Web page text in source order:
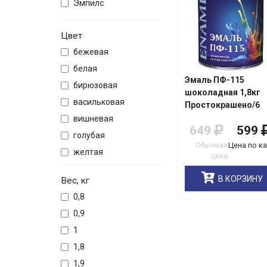
Эмпилс
Цвет
бежевая
белая
бирюзовая
васильковая
вишневая
голубая
желтая
коричневая
красная
оранжевая
серая
синяя
Вес, кг
0,8
0,9
1
1,8
1,9
Эмаль ПФ-115
шоколадная 1,8кг
Простокрашено/6
649
Обычная
цена
599
Цена по
В КОРЗИНУ